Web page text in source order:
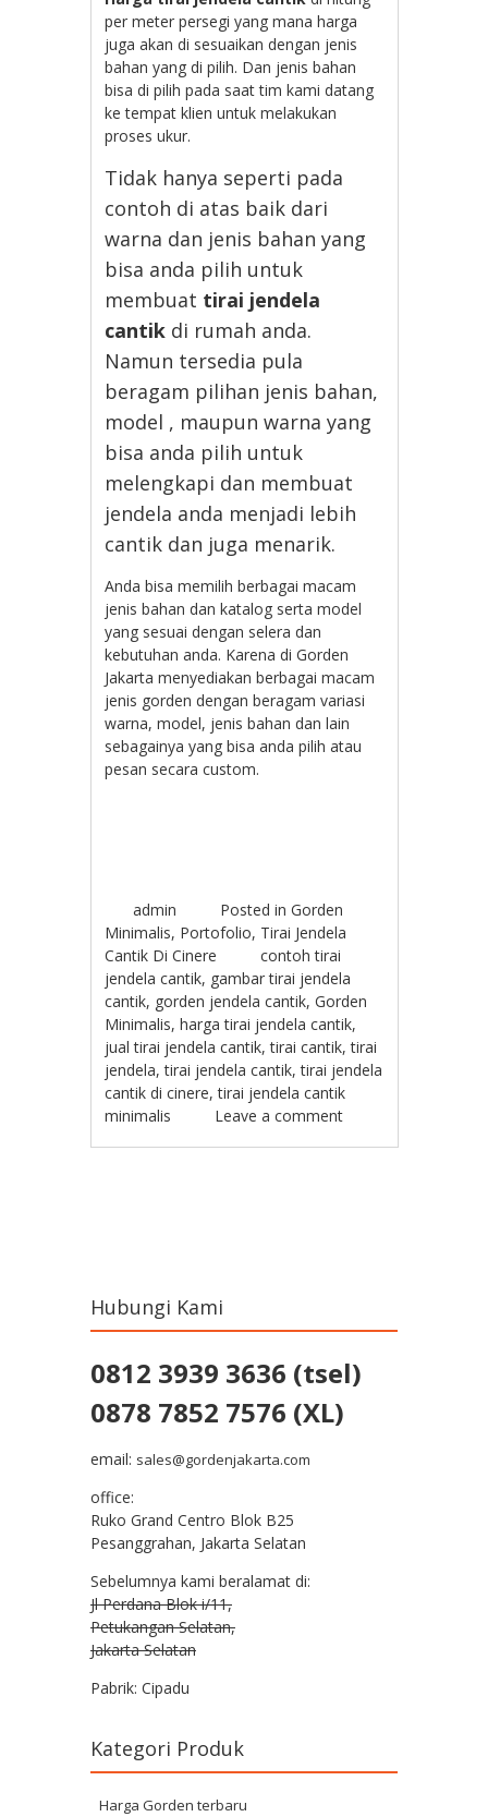
per meter persegi yang mana harga
juga akan di sesuaikan dengan jenis
bahan yang di pilih. Dan jenis bahan
bisa di pilih pada saat tim kami datang
ke tempat klien untuk melakukan
proses ukur.
Tidak hanya seperti pada
contoh di atas baik dari
warna dan jenis bahan yang
bisa anda pilih untuk
membuat tirai jendela
cantik di rumah anda.
Namun tersedia pula
beragam pilihan jenis bahan,
model , maupun warna yang
bisa anda pilih untuk
melengkapi dan membuat
jendela anda menjadi lebih
cantik dan juga menarik.
Anda bisa memilih berbagai macam
jenis bahan dan katalog serta model
yang sesuai dengan selera dan
kebutuhan anda. Karena di Gorden
Jakarta menyediakan berbagai macam
jenis gorden dengan beragam variasi
warna, model, jenis bahan dan lain
sebagainya yang bisa anda pilih atau
pesan secara custom.
admin Posted inGorden
Minimalis, Portofolio, Tirai Jendela
Cantik Di Cinere
contoh tirai
jendela cantik, gambar tirai jendela
cantik, gorden jendela cantik,Gorden
Minimalis,harga tirai jendela cantik,
jual tirai jendela cantik,tirai cantik,tirai
jendela,tirai jendela cantik,tirai jendela
cantik di cinere,tirai jendela cantik
minimalis
Leave a comment
Hubungi Kami
0812 3939 3636 (tsel)
0878 7852 7576 (XL)
email: sales@gordenjakarta.com
office:
Ruko Grand Centro Blok B25
Pesanggrahan, Jakarta Selatan
Sebelumnya kami beralamat di:
Jl Perdana Blok i/11,
Petukangan Selatan,
Jakarta Selatan
Pabrik: Cipadu
Kategori Produk
Harga Gorden terbaru